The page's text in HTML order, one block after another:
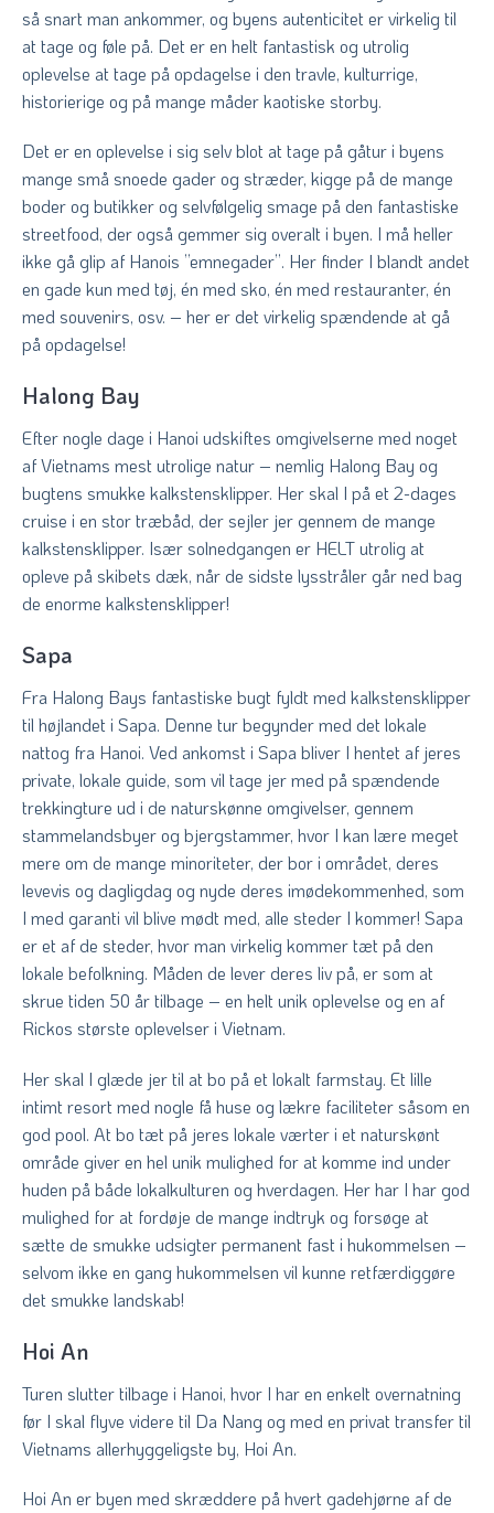
så snart man ankommer, og byens autenticitet er virkelig til
at tage og føle på. Det er en helt fantastisk og utrolig
oplevelse at tage på opdagelse i den travle, kulturrige,
historierige og på mange måder kaotiske storby.
Det er en oplevelse i sig selv blot at tage på gåtur i byens
mange små snoede gader og stræder, kigge på de mange
boder og butikker og selvfølgelig smage på den fantastiske
streetfood, der også gemmer sig overalt i byen. I må heller
ikke gå glip af Hanois ”emnegader”. Her finder I blandt andet
en gade kun med tøj, én med sko, én med restauranter, én
med souvenirs, osv. – her er det virkelig spændende at gå
på opdagelse!
Halong Bay
Efter nogle dage i Hanoi udskiftes omgivelserne med noget
af Vietnams mest utrolige natur – nemlig Halong Bay og
bugtens smukke kalkstensklipper. Her skal I på et 2-dages
cruise i en stor træbåd, der sejler jer gennem de mange
kalkstensklipper. Især solnedgangen er HELT utrolig at
opleve på skibets dæk, når de sidste lysstråler går ned bag
de enorme kalkstensklipper!
Sapa
Fra Halong Bays fantastiske bugt fyldt med kalkstensklipper
til højlandet i Sapa. Denne tur begynder med det lokale
nattog fra Hanoi. Ved ankomst i Sapa bliver I hentet af jeres
private, lokale guide, som vil tage jer med på spændende
trekkingture ud i de naturskønne omgivelser, gennem
stammelandsbyer og bjergstammer, hvor I kan lære meget
mere om de mange minoriteter, der bor i området, deres
levevis og dagligdag og nyde deres imødekommenhed, som
I med garanti vil blive mødt med, alle steder I kommer! Sapa
er et af de steder, hvor man virkelig kommer tæt på den
lokale befolkning. Måden de lever deres liv på, er som at
skrue tiden 50 år tilbage – en helt unik oplevelse og en af
Rickos største oplevelser i Vietnam.
Her skal I glæde jer til at bo på et lokalt farmstay. Et lille
intimt resort med nogle få huse og lækre faciliteter såsom en
god pool. At bo tæt på jeres lokale værter i et naturskønt
område giver en hel unik mulighed for at komme ind under
huden på både lokalkulturen og hverdagen. Her har I har god
mulighed for at fordøje de mange indtryk og forsøge at
sætte de smukke udsigter permanent fast i hukommelsen –
selvom ikke en gang hukommelsen vil kunne retfærdiggøre
det smukke landskab!
Hoi An
Turen slutter tilbage i Hanoi, hvor I har en enkelt overnatning
før I skal flyve videre til Da Nang og med en privat transfer til
Vietnams allerhyggeligste by, Hoi An.
Hoi An er byen med skræddere på hvert gadehjørne af de